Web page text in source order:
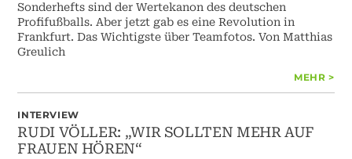
Sonderhefts sind der Wertekanon des deutschen
Profifußballs. Aber jetzt gab es eine Revolution in
Frankfurt. Das Wichtigste über Teamfotos. Von Matthias
Greulich
MEHR >
INTERVIEW
RUDI VÖLLER: „WIR SOLLTEN MEHR AUF
FRAUEN HÖREN“